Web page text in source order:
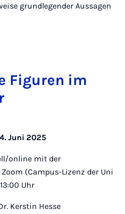
grundlegender Aussagen
Fig­uren im
Juni 2025
online mit der
(Campus-Lizenz der Uni
Uhr
Kerstin Hesse